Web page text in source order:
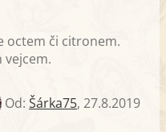
octem či citronem.
vejcem.
Od: Šárka75, 27.8.2019